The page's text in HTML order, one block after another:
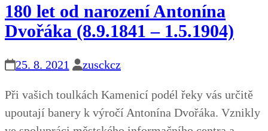
180 let od narození Antonína
Dvořáka (8.9.1841 – 1.5.1904)
25. 8. 2021 zusckcz
Při vašich toulkách Kamenicí podél řeky vás určitě
upoutají banery k výročí Antonína Dvořáka. Vznikly